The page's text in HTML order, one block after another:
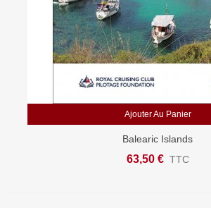
Ajouter Au Panier
Balearic Islands
63,50 € TTC